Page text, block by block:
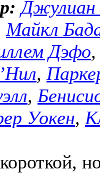
Майкл
Дэфо
,
,
Уокен,